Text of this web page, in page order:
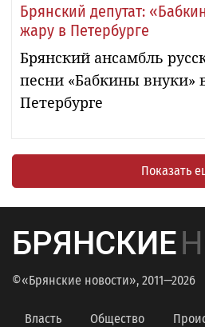
Брянский депутат:
жару в Петербурге
Брянский ансамбль
песни «Бабкины внуки»
Петербурге
Показать
БРЯНСКИЕ
©«Брянские новости», 2011—2026
Власть Общество